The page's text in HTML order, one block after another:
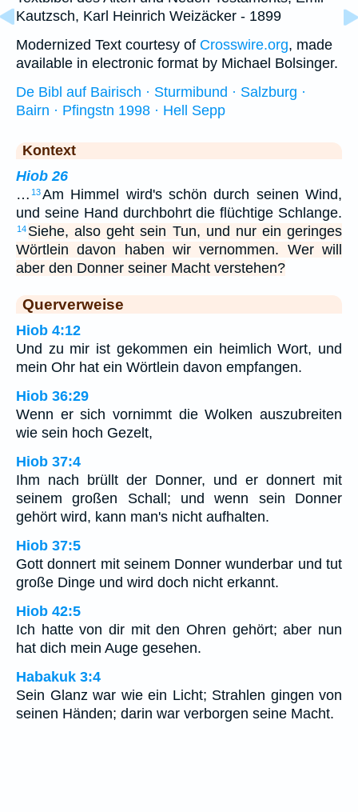
Kautzsch, Karl Heinrich Weizäcker - 1899
Modernized Text courtesy of Crosswire.org, made
available in electronic format by Michael Bolsinger.
De Bibl auf Bairisch · Sturmibund · Salzburg ·
Bairn · Pfingstn 1998 · Hell Sepp
Kontext
Hiob 26
… 13Am Himmel wird's schön durch seinen Wind,
und seine Hand durchbohrt die flüchtige Schlange.
14 Siehe, also geht sein Tun, und nur ein geringes
Wörtlein davon haben wir vernommen. Wer will
aber den Donner seiner Macht verstehen?
Querverweise
Hiob 4:12
Und zu mir ist gekommen ein heimlich Wort, und
mein Ohr hat ein Wörtlein davon empfangen.
Hiob 36:29
Wenn er sich vornimmt die Wolken auszubreiten
wie sein hoch Gezelt,
Hiob 37:4
Ihm nach brüllt der Donner, und er donnert mit
seinem großen Schall; und wenn sein Donner
gehört wird, kann man's nicht aufhalten.
Hiob 37:5
Gott donnert mit seinem Donner wunderbar und tut
große Dinge und wird doch nicht erkannt.
Hiob 42:5
Ich hatte von dir mit den Ohren gehört; aber nun
hat dich mein Auge gesehen.
Habakuk 3:4
Sein Glanz war wie ein Licht; Strahlen gingen von
seinen Händen; darin war verborgen seine Macht.